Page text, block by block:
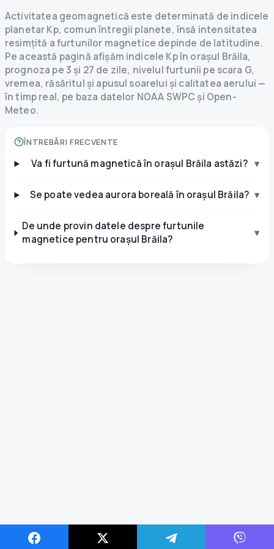
Activitatea geomagnetică este determinată de indicele
planetar Kp, comun întregii planete, însă intensitatea
resimțită a furtunilor magnetice depinde de latitudine.
Pe această pagină afișăm indicele Kp în orașul Brăila,
prognoza pe 3 și 27 de zile, nivelul furtunii pe scara G,
vremea, răsăritul și apusul soarelui și calitatea aerului —
în timp real, pe baza datelor NOAA SWPC și Open-
Meteo.
ÎNTREBĂRI FRECVENTE
Va fi furtună magnetică în orașul Brăila astăzi? ▾
Se poate vedea aurora boreală în orașul Brăila? ▾
De unde provin datele despre furtunile
magnetice pentru orașul Brăila?
▾